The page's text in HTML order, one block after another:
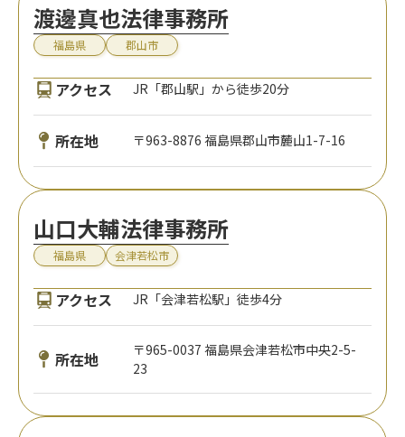
渡邊真也法律事務所
福島県 郡山市
アクセス JR「郡山駅」から徒歩20分
所在地 〒963-8876 福島県郡山市麓山1-7-16
山口大輔法律事務所
福島県 会津若松市
アクセス JR「会津若松駅」徒歩4分
所在地
〒965-0037 福島県会津若松市中央2-5-
23